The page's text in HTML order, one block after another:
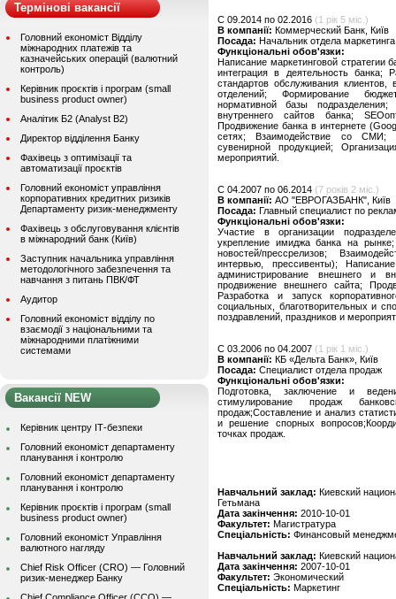
Термінові вакансії
Головний економіст Відділу
міжнародних платежів та
казначейських операцій (валютний
контроль)
Керівник проєктів і програм (small
business product owner)
Аналітик Б2 (Analyst B2)
Директор відділення Банку
Фахівець з оптимізації та
автоматизації проєктів
Головний економіст управління
корпоративних кредитних ризиків
Департаменту ризик-менеджменту
Фахівець з обслуговування клієнтів
в міжнародний банк (Київ)
Заступник начальника управління
методологічного забезпечення та
навчання з питань ПВК/ФТ
Аудитор
Головний економіст відділу по
взаємодії з національними та
міжнародними платіжними
системами
Вакансії NEW
Керівник центру ІТ-безпеки
Головний економіст департаменту
планування і контролю
Головний економіст департаменту
планування і контролю
Керівник проєктів і програм (small
business product owner)
Головний економіст Управління
валютного нагляду
Chief Risk Officer (CRO) — Головний
ризик-менеджер Банку
C 09.2014 по 02.2016 (1 рік 5 міс.)
В компанії: Коммерческий Банк, Київ
Посада: Начальник отдела маркетинга
Функціональні обов'язки:
Написание маркетинговой стратегии
интеграция в деятельность банка;
стандартов обслуживания
отделений; Формирование
нормативной базы
внутреннего сайтов банка;
Продвижение банка в интернете
сетях; Взаимодействие со СМИ;
сувенирной продукцией;
мероприятий.
C 04.2007 по 06.2014 (7 років 2 міс.)
В компанії: АО "ЕВРОГАЗБАНК", Київ
Посада: Главный специалист по
Функціональні обов'язки:
Участие в организации
укрепление имиджа банка на рынке;
новостей/прессрелизов;
интервью, прессивенты);
администрирование внешнего и
продвижение внешнего сайта;
Разработка и запуск
социальных, благотворительных и
поздравлений, праздников и
C 03.2006 по 04.2007 (1 рік 1 міс.)
В компанії: КБ «Дельта Банк», Київ
Посада: Специалист отдела продаж
Функціональні обов'язки:
Подготовка, заключение и
стимулирование продаж
продаж;Составление и анализ
и решение спорных
точках продаж.
Навчальний заклад: Киевский
Гетьмана
Дата закінчення: 2010-10-01
Факультет: Магистратура
Спеціальність: Финансовый
Навчальний заклад: Киевский
Дата закінчення: 2007-10-01
Факультет: Экономический
Спеціальність: Маркетинг